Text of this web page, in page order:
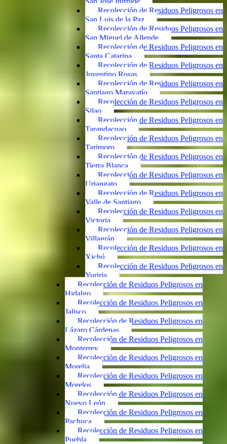
Recolección de Residuos Peligrosos en
San Luis de la Paz
Recolección de Residuos Peligrosos en
San Miguel de Allende
Recolección de Residuos Peligrosos en
Santa Catarina
Recolección de Residuos Peligrosos en
Juventino Rosas
Recolección de Residuos Peligrosos en
Santiago Maravatío
Recolección de Residuos Peligrosos en
Silao
Recolección de Residuos Peligrosos en
Tarandacuao
Recolección de Residuos Peligrosos en
Tarimoro
Recolección de Residuos Peligrosos en
Tierra Blanca
Recolección de Residuos Peligrosos en
Uriangato
Recolección de Residuos Peligrosos en
Valle de Santiago
Recolección de Residuos Peligrosos en
Victoria
Recolección de Residuos Peligrosos en
Villagrán
Recolección de Residuos Peligrosos en
Xichú
Recolección de Residuos Peligrosos en
Yuriria
Recolección de Residuos Peligrosos en
Hidalgo
Recolección de Residuos Peligrosos en
Jalisco
Recolección de Residuos Peligrosos en
Lázaro Cárdenas
Recolección de Residuos Peligrosos en
Monterrey
Recolección de Residuos Peligrosos en
Morelia
Recolección de Residuos Peligrosos en
Morelos
Recolección de Residuos Peligrosos en
Nuevo León
Recolección de Residuos Peligrosos en
Pachuca
Recolección de Residuos Peligrosos en
Puebla